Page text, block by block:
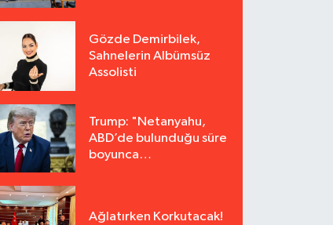
Gözde Demirbilek,
Sahnelerin Albümsüz
Assolisti
Trump: "Netanyahu,
ABD’de bulunduğu süre
boyunca
Ağlatırken Korkutacak!